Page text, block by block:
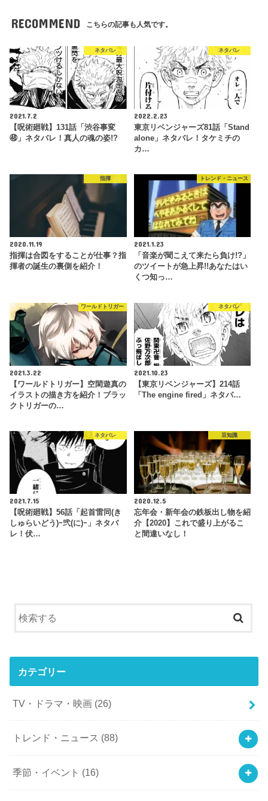
RECOMMEND こちらの記事も人気です。
ネタバレ
2021.7.2
【呪術廻戦】131話「渋谷事変
㊽」ネタバレ！真人の魂の姿!?
ネタバレ
2022.2.23
東京リベンジャーズ81話「Stand
alone」ネタバレ！タケミチの
カ…
指揮
2020.11.19
指揮は合図をすることが仕事？指
揮者の誕生の裏側を紹介！
トレンド・ニュース
2021.1.23
「音楽が聞こえて来たら負け!?」
のツイートが急上昇!!あなたはい
くつ知っ…
ワールドトリガー
2021.3.22
【ワールドトリガー】空閑遊真の
イラストの描き方を紹介！ブラッ
クトリガーの…
ネタバレ
2021.10.23
【東京リベンジャーズ】214話
「The engine fired」ネタバ…
ネタバレ
2021.7.15
【呪術廻戦】56話「起首雷同(き
しゅらいどう)ｰ弐(に)ｰ」ネタバ
レ！伏…
豆知識
2020.12.5
忘年会・新年会の鉄板出し物を紹
介【2020】これで盛り上がるこ
と間違いなし！
カテゴリー
TV・ドラマ・映画 (26)
トレンド・ニュース (88)
季節・イベント (16)